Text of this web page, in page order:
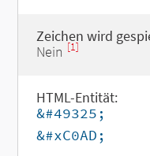
Zeichen wird
Nein [1]
HTML-Entität:
&#49325;
&#xC0AD;